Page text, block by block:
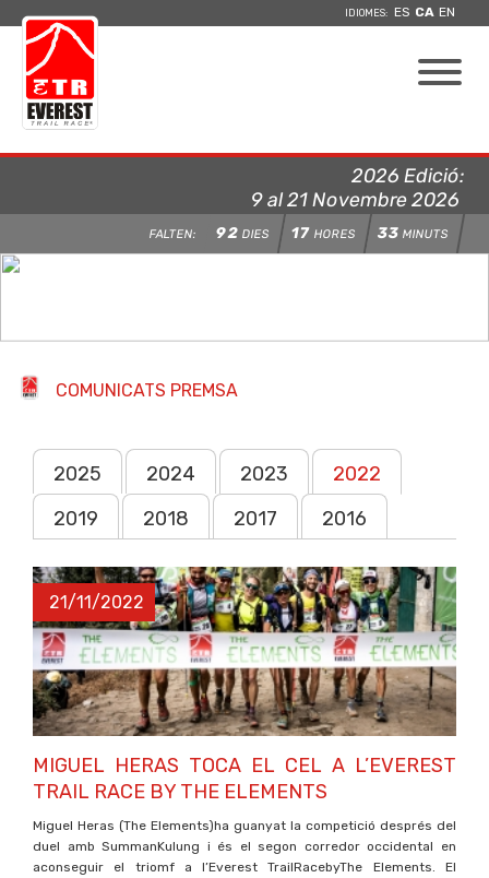
IDIOMES: ES CA EN
2026 Edició:
9 al 21 Novembre 2026
FALTEN: 92 DIES 17 HORES 33 MINUTS
COMUNICATS PREMSA
2025 2024 2023
2022
2019
2018 2017 2016
21/11/2022
MIGUEL HERAS TOCA EL CEL A L’EVEREST
TRAIL RACE BY THE ELEMENTS
Miguel Heras (The Elements)ha guanyat la competició després del
duel amb SummanKulung i és el segon corredor occidental en
aconseguir el triomf a l’Everest TrailRacebyThe Elements. El